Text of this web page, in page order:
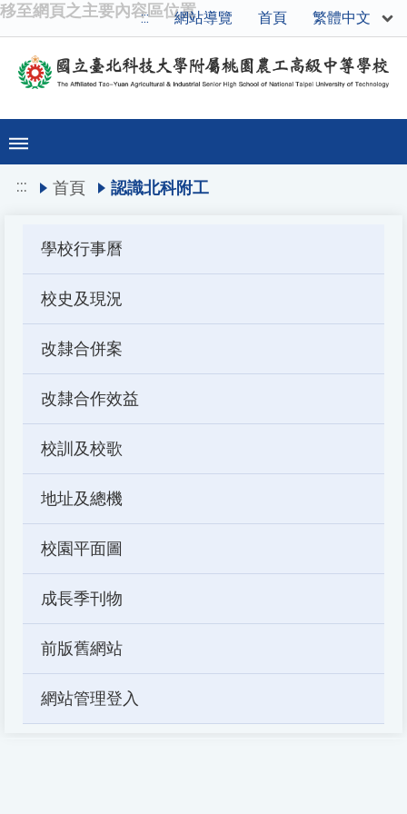
移至網頁之主要內容區位置
::: 網站導覽 首頁 繁體中文
::: 首頁 認識北科附工
學校行事曆
校史及現況
改隸合併案
改隸合作效益
校訓及校歌
地址及總機
校園平面圖
成長季刊物
前版舊網站
網站管理登入